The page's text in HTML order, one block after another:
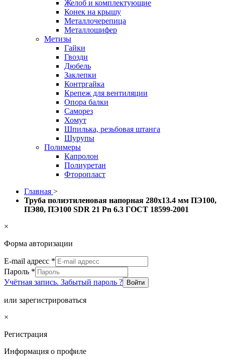
Желоб и комплектующие
Конек на крышу
Металлочерепица
Металлошифер
Метизы
Гайки
Гвозди
Дюбель
Заклепки
Контргайка
Крепеж для вентиляции
Опора балки
Саморез
Хомут
Шпилька, резьбовая штанга
Шурупы
Полимеры
Капролон
Полиуретан
Фторопласт
Главная >
Труба полиэтиленовая напорная 280х13.4 мм ПЭ100,
ПЭ80, ПЭ100 SDR 21 Pn 6.3 ГОСТ 18599-2001
×
Форма авторизации
E-mail адресс *
Пароль *
Учётная запись. Забытый пароль ?
Войти
или зарегистрироваться
×
Регистрация
Информация о профиле